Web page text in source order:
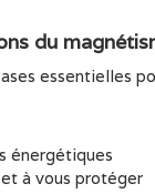
du
essentielles
énergétiques
à vous protéger